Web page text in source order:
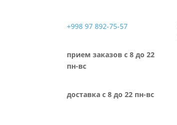
+998 97 892-75-57
прием заказов с 8 до 22
пн-вс
доставка с 8 до 22 пн-вс